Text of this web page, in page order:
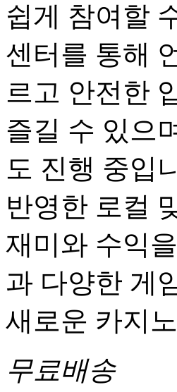
쉽게 참여할
센터를 통해
르고 안전한
즐길 수 있으
도 진행 중입
반영한 로컬
재미와 수익
과 다양한 게
새로운 카지
무료배송